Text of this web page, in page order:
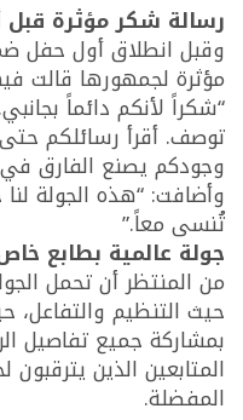
رسالة شكر مؤثرة
وقبل انطلاق أول حفل
مؤثرة لجمهورها قالت
“شكراً لأنكم دائماً
توصف. أقرأ رسائلكم
وجودكم يصنع الفارق
وأضافت: “هذه الجولة
تُنسى معاً.”
جولة عالمية بطابع
من المنتظر أن تحمل
حيث التنظيم
بمشاركة جميع تفاصيل
المتابعين الذين
المفضلة.